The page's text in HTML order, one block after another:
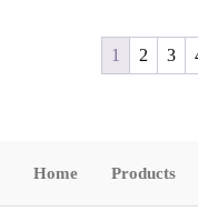
1 2 3
Home Products